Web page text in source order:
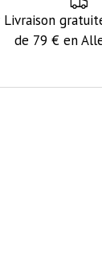
Livraison
de 79 € en